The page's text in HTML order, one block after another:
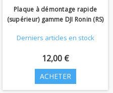
Plaque à démontage rapide
(supérieur) gamme DJI Ronin (RS)
Derniers articles en stock
12,00 €
ACHETER